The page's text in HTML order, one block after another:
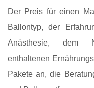
Der Preis für einen
Ballontyp, der
Anästhesie, dem
enthaltenen
Pakete an, die